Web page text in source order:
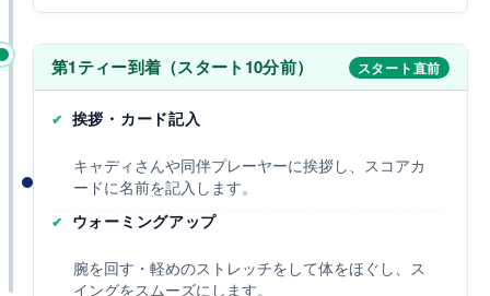
第1ティー到着（スタート10分前） スタート直前
挨拶・カード記入
キャディさんや同伴プレーヤーに挨拶し、スコアカ
ードに名前を記入します。
ウォーミングアップ
腕を回す・軽めのストレッチをして体をほぐし、ス
イングをスムーズにします。